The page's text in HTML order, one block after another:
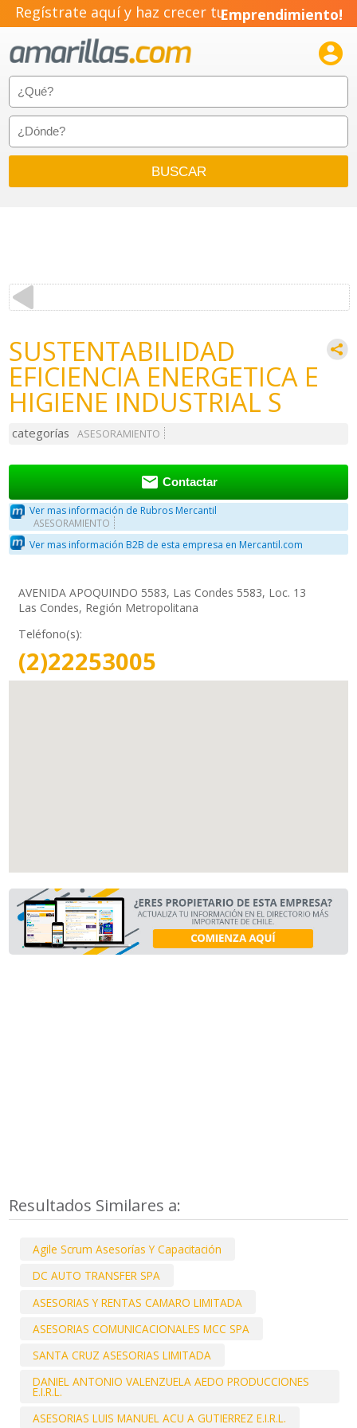
Regístrate aquí y haz crecer tuEmprendimiento!

SUSTENTABILIDAD
EFICIENCIA ENERGETICA E
HIGIENE INDUSTRIAL S
categorías ASESORAMIENTO
 Contactar
Ver mas información de Rubros Mercantil
ASESORAMIENTO
Ver mas información B2B de esta empresa en Mercantil.com
AVENIDA APOQUINDO 5583, Las Condes 5583, Loc. 13
Las Condes, Región Metropolitana
Teléfono(s):
(2)22253005
Resultados Similares a:
Agile Scrum Asesorías Y Capacitación
DC AUTO TRANSFER SPA
ASESORIAS Y RENTAS CAMARO LIMITADA
ASESORIAS COMUNICACIONALES MCC SPA
SANTA CRUZ ASESORIAS LIMITADA
DANIEL ANTONIO VALENZUELA AEDO PRODUCCIONES
E.I.R.L.
ASESORIAS LUIS MANUEL ACU A GUTIERREZ E.I.R.L.